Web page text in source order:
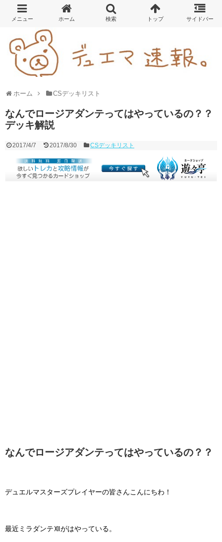
ホーム CSデッキリスト
なんでロージアダンテってはやっているの？？
デッキ解説
2017/4/7 2017/8/30 CSデッキリスト
なんでロージアダンテってはやっているの？？
デュエルマスターズプレイヤーの皆さんこんにちわ！
最近ミラダンテⅫがはやっている。